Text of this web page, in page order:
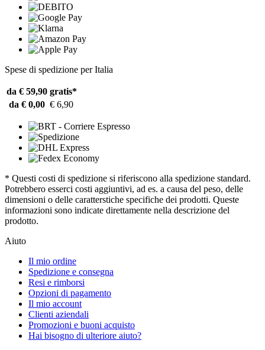
Spese di spedizione per Italia
da € 59,90 gratis*
da € 0,00 € 6,90
* Questi costi di spedizione si riferiscono alla spedizione standard.
Potrebbero esserci costi aggiuntivi, ad es. a causa del peso, delle
dimensioni o delle caratterstiche specifiche dei prodotti. Queste
informazioni sono indicate direttamente nella descrizione del
prodotto.
Aiuto
Il mio ordine
Spedizione e consegna
Resi e rimborsi
Opzioni di pagamento
Il mio account
Clienti aziendali
Promozioni e buoni acquisto
Hai bisogno di ulteriore aiuto?